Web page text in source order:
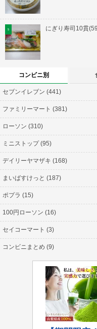
にぎり寿司10貫
コンビニ別
セブンイレブン (441)
ファミリーマート (381)
ローソン (310)
ミニストップ (95)
デイリーヤマザキ (168)
まいばすけっと (187)
ポプラ (15)
100円ローソン (16)
セイコーマート (3)
コンビニまとめ (9)